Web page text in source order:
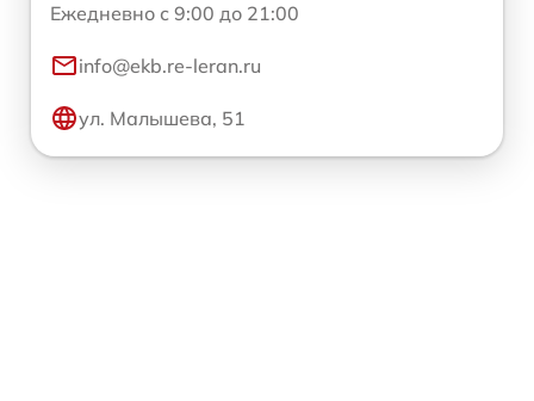
Ежедневно с 9:00 до 21:00
info@ekb.re-leran.ru
ул. Малышева, 51